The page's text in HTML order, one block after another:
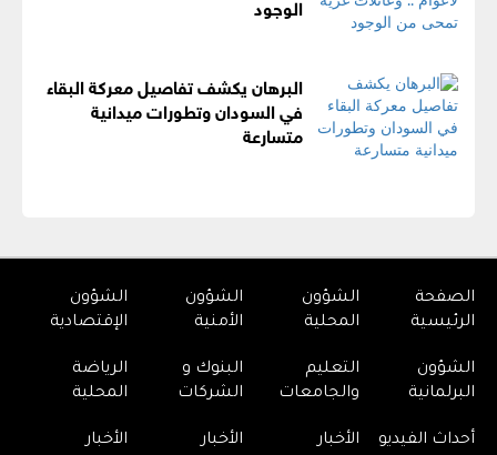
الوجود
البرهان يكشف تفاصيل معركة البقاء
في السودان وتطورات ميدانية
متسارعة
الصفحة
الرئيسية
الشؤون
المحلية
الشؤون
الأمنية
الشؤون
الإقتصادية
الشؤون
البرلمانية
التعليم
والجامعات
البنوك و
الشركات
الرياضة
المحلية
أحداث الفيديو
الأخبار
الأخبار
الأخبار